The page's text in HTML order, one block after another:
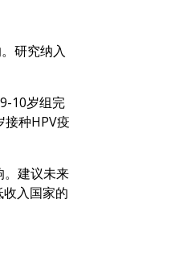
研究纳入
10岁组完
接种HPV疫
。建议未来
入国家的